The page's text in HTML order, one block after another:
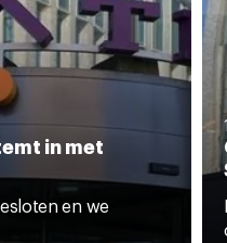
in met
en we